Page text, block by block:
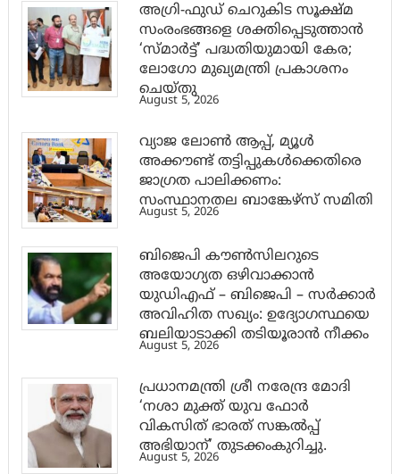
അഗ്രി-ഫുഡ് ചെറുകിട സൂക്ഷ്മ
സംരംഭങ്ങളെ ശക്തിപ്പെടുത്താന്‍
‘സ്മാര്‍ട്ട്’ പദ്ധതിയുമായി കേര;
ലോഗോ മുഖ്യമന്ത്രി പ്രകാശനം
ചെയ്തു
August 5, 2026
വ്യാജ ലോൺ ആപ്പ്, മ്യൂൾ
അക്കൗണ്ട് തട്ടിപ്പുകൾക്കെതിരെ
ജാ​ഗ്രത പാലിക്കണം:
സംസ്ഥാനതല ബാങ്കേഴ്സ് സമിതി
August 5, 2026
ബിജെപി കൗൺസിലറുടെ
അയോഗ്യത ഒഴിവാക്കാൻ
യുഡിഎഫ് – ബിജെപി – സർക്കാർ
അവിഹിത സഖ്യം: ഉദ്യോഗസ്ഥയെ
ബലിയാടാക്കി തടിയൂരാൻ നീക്കം
August 5, 2026
പ്രധാനമന്ത്രി ശ്രീ നരേന്ദ്ര മോദി
‘നശാ മുക്ത് യുവ ഫോർ
വികസിത് ഭാരത് സങ്കൽപ്പ്
അഭിയാന്’ തുടക്കംകുറിച്ചു.
August 5, 2026